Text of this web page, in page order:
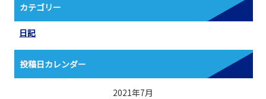
カテゴリー
日記
投稿日カレンダー
2021年7月